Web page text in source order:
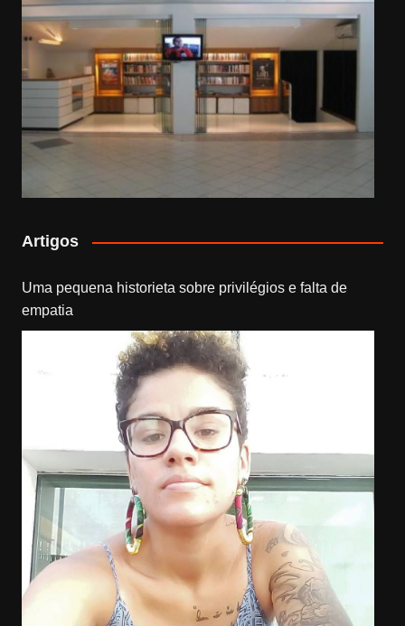
Artigos
Uma pequena historieta sobre privilégios e falta de
empatia